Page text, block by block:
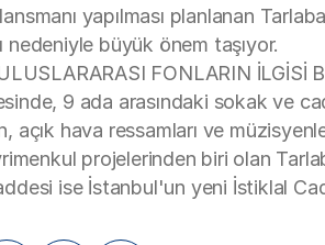
yapılması planlanan
nedeniyle büyük önem taşıyor.
FONLARIN İLGİSİ
9 ada arasındaki sokak ve
açık hava ressamları ve
projelerinden biri olan
ise İstanbul'un yeni İstiklal